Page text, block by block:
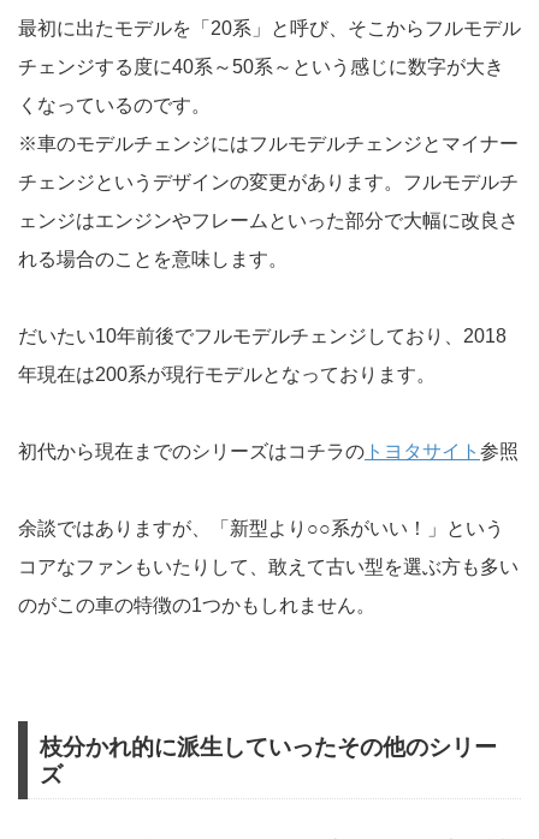
最初に出たモデルを「20系」と呼び、そこからフルモデル
チェンジする度に40系～50系～という感じに数字が大き
くなっているのです。
※車のモデルチェンジにはフルモデルチェンジとマイナー
チェンジというデザインの変更があります。フルモデルチ
ェンジはエンジンやフレームといった部分で大幅に改良さ
れる場合のことを意味します。
だいたい10年前後でフルモデルチェンジしており、2018
年現在は200系が現行モデルとなっております。
初代から現在までのシリーズはコチラの トヨタサイト 参照
余談ではありますが、「新型より○○系がいい！」という
コアなファンもいたりして、敢えて古い型を選ぶ方も多い
のがこの車の特徴の1つかもしれません。
枝分かれ的に派生していったその他のシリー
ズ